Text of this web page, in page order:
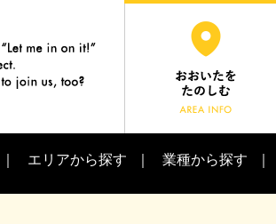
エリアから探す 業種から探す